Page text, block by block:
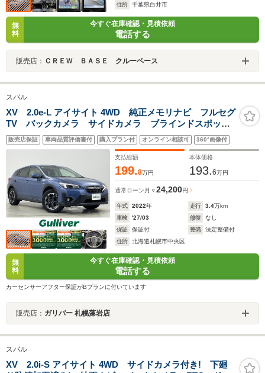
住所
千葉県白井市
無
料
今すぐ在庫確認・見積依頼
電話する
販売店： ＣＲＥＷ ＢＡＳＥ クルーベース
スバル
XV 2.0e-L アイサイト 4WD 純正メモリナビ フルセグ
TV バックカメラ サイドカメラ ブラインドスポット
モニター 純正ドライブレコーダー 純正AW付冬タイヤ
積込 ETC アイサイト 衝突軽減 シートヒーター
販売店保証 車両品質評価書付 購入プラン付 オンライン相談可 360°画像付
支払総額
199.8万円
本体価格
193.6万円
通常ローン 月々24,200円
年式 2022年 走行 3.4万km
車検
'27/03 修復
なし
保証
保証付 整備
法定整備付
住所
北海道札幌市中央区
無
料
今すぐ在庫確認・見積依頼
電話する
カーセンサーアフター保証がBプランに付いています
販売店： ガリバー 札幌藻岩店
スバル
XV 2.0i-S アイサイト 4WD サイドカメラ付き! 下廻